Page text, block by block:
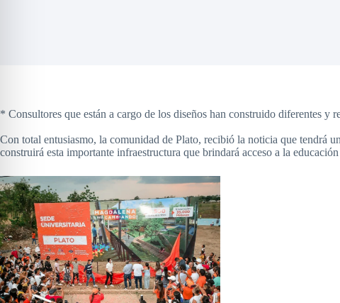
* Consultores que están a cargo de los diseños han construido diferentes y
Con total entusiasmo, la comunidad de Plato, recibió la noticia que tendrá
construirá esta importante infraestructura que brindará acceso a la